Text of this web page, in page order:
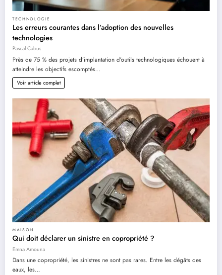
TECHNOLOGIE
Les erreurs courantes dans l’adoption des nouvelles
technologies
Pascal Cabus
Près de 75 % des projets d’implantation d’outils technologiques échouent à
atteindre les objectifs escomptés…
Voir article complet
MAISON
Qui doit déclarer un sinistre en copropriété ?
Emna Amouna
Dans une copropriété, les sinistres ne sont pas rares. Entre les dégâts des
eaux, les…